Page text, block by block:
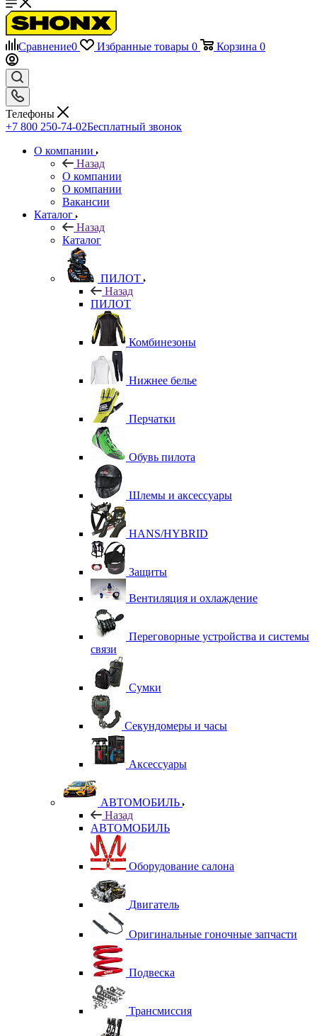
Сравнение0 Избранные товары 0 Корзина 0
Телефоны
+7 800 250-74-02Бесплатный звонок
О компании
Назад
О компании
О компании
Вакансии
Каталог
Назад
Каталог
ПИЛОТ
Назад
ПИЛОТ
Комбинезоны
Нижнее белье
Перчатки
Обувь пилота
Шлемы и аксессуары
HANS/HYBRID
Защиты
Вентиляция и охлаждение
Переговорные устройства и системы
связи
Сумки
Секундомеры и часы
Аксессуары
АВТОМОБИЛЬ
Назад
АВТОМОБИЛЬ
Оборудование салона
Двигатель
Оригинальные гоночные запчасти
Подвеска
Трансмиссия